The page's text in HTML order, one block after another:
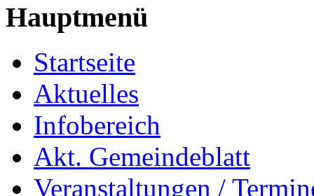
Hauptmenü
Startseite
Aktuelles
Infobereich
Akt. Gemeindeblatt
Veranstaltungen /